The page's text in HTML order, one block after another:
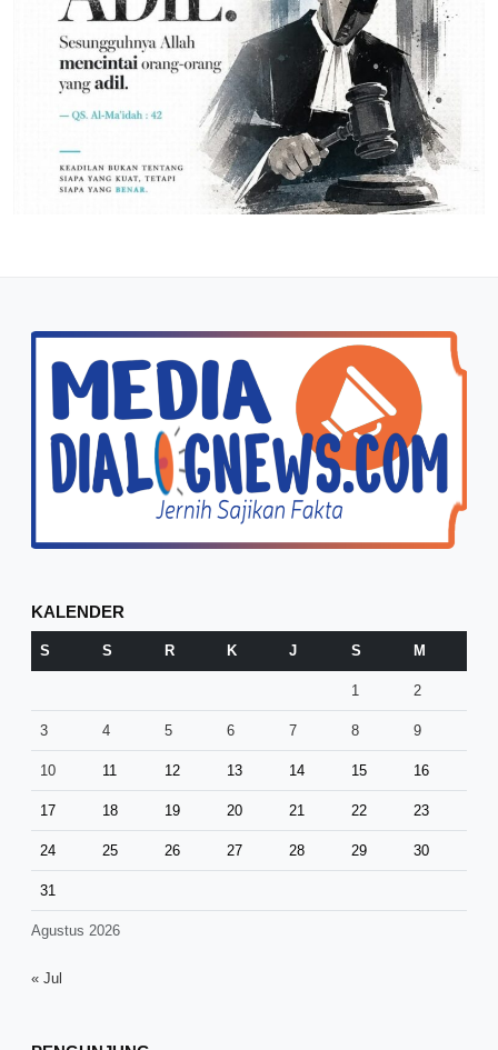
KALENDER
Agustus 2026
S S R K J S M
1 2
3 4 5 6 7 8 9
10 11 12 13 14 15 16
17 18 19 20 21 22 23
24 25 26 27 28 29 30
31
« Jul